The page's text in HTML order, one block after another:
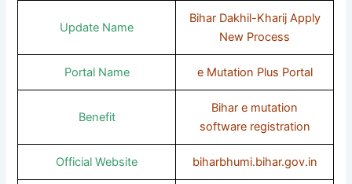
Update Name
Bihar Dakhil-Kharij Apply
New Process
Portal Name e Mutation Plus Portal
Benefit
Bihar e mutation
software registration
Official Website biharbhumi.bihar.gov.in